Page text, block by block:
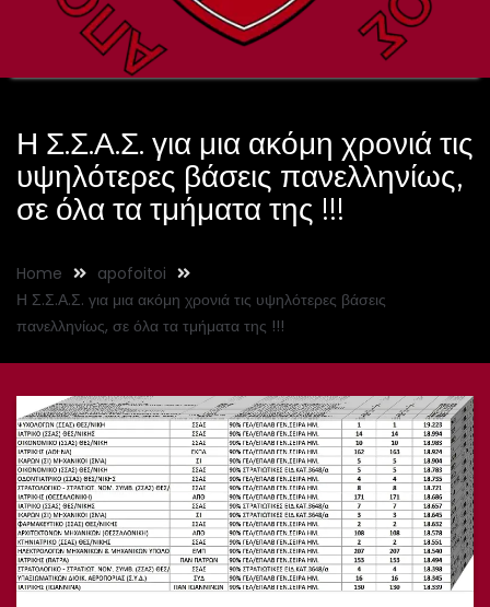
Η Σ.Σ.Α.Σ. για μια ακόμη χρονιά τις
υψηλότερες βάσεις πανελληνίως,
σε όλα τα τμήματα της !!!
Home
apofoitoi
Η Σ.Σ.Α.Σ. για μια ακόμη χρονιά τις υψηλότερες βάσεις
πανελληνίως, σε όλα τα τμήματα της !!!